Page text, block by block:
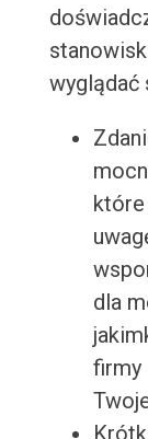
wyglądać
dla
firmy